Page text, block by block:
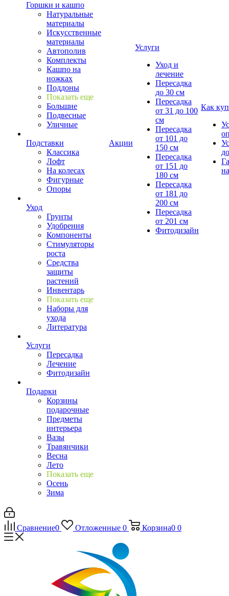
Горшки и кашпо
Натуральные
материалы
Искусственные
материалы
Автополив
Комплекты
Кашпо на
ножках
Поддоны
Показать еще
Большие
Подвесные
Уличные
Подставки
Классика
Лофт
На колесах
Фигурные
Опоры
Уход
Грунты
Удобрения
Компоненты
Стимуляторы
роста
Средства
защиты
растений
Инвентарь
Показать еще
Наборы для
ухода
Литература
Услуги
Пересадка
Лечение
Фитодизайн
Подарки
Корзины
подарочные
Предметы
интерьера
Вазы
Травянчики
Весна
Лето
Показать еще
Осень
Зима
Акции
Услуги
Уход и
лечение
Пересадка
до 30 см
Пересадка
от 31 до 100
см
Пересадка
от 101 до
150 см
Пересадка
от 151 до
180 см
Пересадка
от 181 до
200 см
Пересадка
от 201 см
Фитодизайн
Как
Сравнение0 Отложенные 0 Корзина0 0